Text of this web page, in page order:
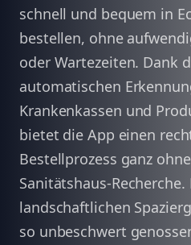
schnell und bequem in
bestellen, ohne
oder Wartezeiten. Dank
automatischen
Krankenkassen und
bietet die App einen
Bestellprozess ganz
Sanitätshaus-Recherche.
landschaftlichen
so unbeschwert